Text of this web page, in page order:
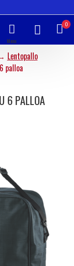
0
Lentopallo
palloa
6 PALLOA